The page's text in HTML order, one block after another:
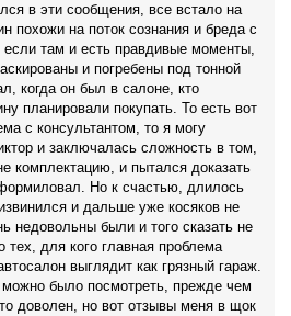
в эти сообщения, все встало на
похожи на поток сознания и бреда с
если там и есть правдивые моменты,
и погребены под тонной
когда он был в салоне, кто
планировали покупать. То есть вот
с консультантом, то я могу
и заключалась сложность в том,
комплектацию, и пытался доказать
Но к счастью, длилось
и дальше уже косяков не
недовольны были и того сказать не
для кого главная проблема
выглядит как грязный гараж.
было посмотреть, прежде чем
доволен, но вот отзывы меня в щок